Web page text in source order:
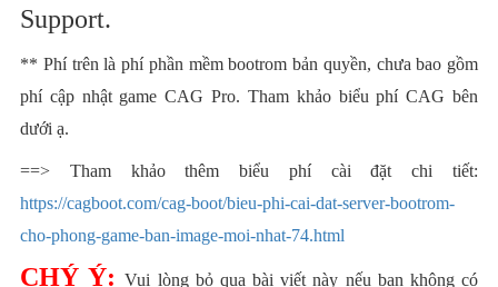
Support.
** Phí trên là phí phần mềm bootrom bản quyền, chưa bao gồm
phí cập nhật game CAG Pro. Tham khảo biểu phí CAG bên
dưới ạ.
==> Tham khảo thêm biểu phí cài đặt chi tiết:
https://cagboot.com/cag-boot/bieu-phi-cai-dat-server-bootrom-
cho-phong-game-ban-image-moi-nhat-74.html
CHÝ Ý:
Vui lòng bỏ qua bài viết này nếu bạn không có